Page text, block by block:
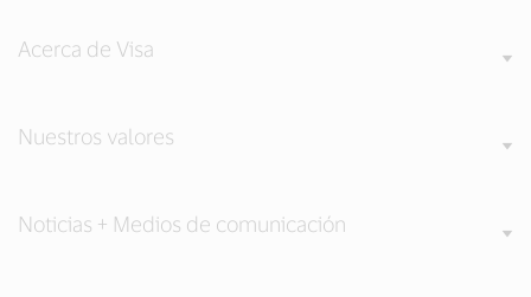
Acerca de Visa
Nuestros valores
Noticias + Medios de comunicación